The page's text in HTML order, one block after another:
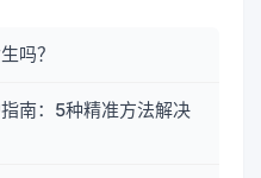
吗？
南：5种精准方法解决